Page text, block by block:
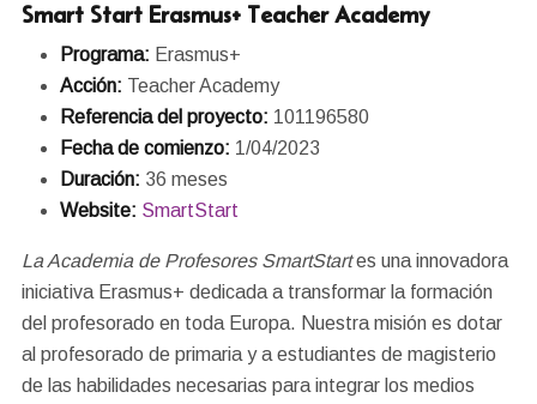
Smart Start Erasmus+ Teacher Academy
Programa: Erasmus+
Acción: Teacher Academy
Referencia del proyecto: 101196580
Fecha de comienzo: 1/04/2023
Duración: 36 meses
Website: SmartStart
La Academia de Profesores SmartStartes una innovadora
iniciativa Erasmus+ dedicada a transformar la formación
del profesorado en toda Europa. Nuestra misión es dotar
al profesorado de primaria y a estudiantes de magisterio
de las habilidades necesarias para integrar los medios